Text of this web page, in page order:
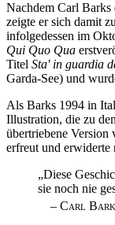
Nachdem Carl Barks
zeigte er sich damit
infolgedessen im
Qui Quo Qua
Titel Sta' in guardia
Garda-See) und
Als Barks 1994 in
Illustration, die zu
übertriebene Version
erfreut und
„Diese
sie noch nie
– Carl